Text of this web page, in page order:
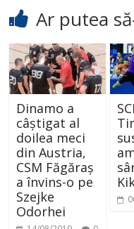
Ar putea
Dinamo a
câștigat al
doilea meci
din Austria,
CSM Făgăraș
a învins-o pe
Szejke
Odorhei